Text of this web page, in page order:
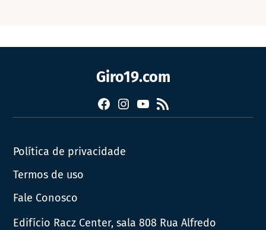
Giro19.com
FacebookInstagram
YouTube
RSS
Política de privacidade
Termos de uso
Fale Conosco
Edifício Racz Center, sala 808 Rua Alfredo